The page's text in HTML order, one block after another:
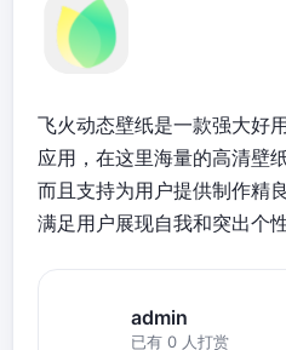
飞火动态壁纸是一款强大好
应用，在这里海量的高清壁
而且支持为用户提供制作精
满足用户展现自我和突出个性
admin
已有 0 人打赏